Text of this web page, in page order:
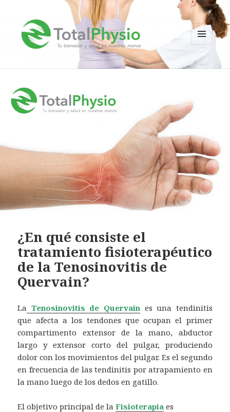
TotalPhysio
Y
WIDGETS
¿En qué consiste el
tratamiento fisioterapéutico
de la Tenosinovitis de
Quervain?
La Tenosinovitis de Quervain es una tendinitis
que afecta a los tendones que ocupan el primer
compartimento extensor de la mano, abductor
largo y extensor corto del pulgar, produciendo
dolor con los movimientos del pulgar. Es el segundo
en frecuencia de las tendinitis por atrapamiento en
la mano luego de los dedos en gatillo.
El objetivo principal de laFisioterapia es